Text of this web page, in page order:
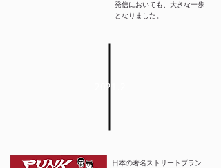
発信においても、大きな一歩
となりました。
2021.2
日本の著名ストリートブラン